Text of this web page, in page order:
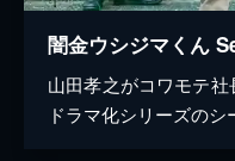
闇金ウシジマくん
山田孝之がコワモテ
ドラマ化シリーズのシ